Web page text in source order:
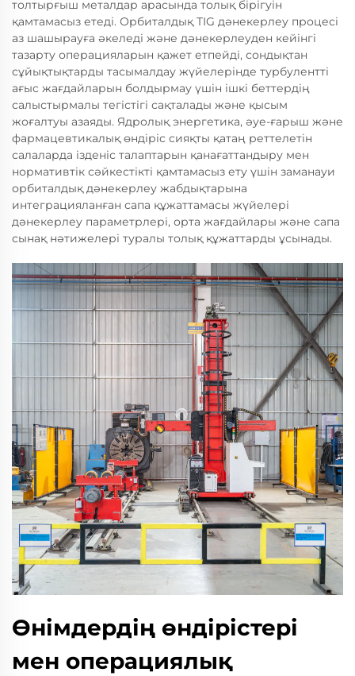
толтырғыш металдар арасында толық бірігуін
қамтамасыз етеді. Орбиталдық TIG дәнекерлеу процесі
аз шашырауға әкеледі және дәнекерлеуден кейінгі
тазарту операцияларын қажет етпейді, сондықтан
сұйықтықтарды тасымалдау жүйелерінде турбулентті
ағыс жағдайларын болдырмау үшін ішкі беттердің
салыстырмалы тегістігі сақталады және қысым
жоғалтуы азаяды. Ядролық энергетика, әуе-ғарыш және
фармацевтикалық өндіріс сияқты қатаң реттелетін
салаларда ізденіс талаптарын қанағаттандыру мен
нормативтік сәйкестікті қамтамасыз ету үшін заманауи
орбиталдық дәнекерлеу жабдықтарына
интеграцияланған сапа құжаттамасы жүйелері
дәнекерлеу параметрлері, орта жағдайлары және сапа
сынақ нәтижелері туралы толық құжаттарды ұсынады.
Өнімдердің өндірістері
мен операциялық